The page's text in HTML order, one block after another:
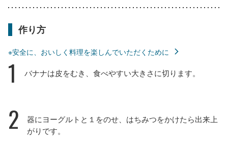
作り方
※安全に、おいしく料理を楽しんでいただくために
1 バナナは皮をむき、食べやすい大きさに切ります。
2
器にヨーグルトと１をのせ、はちみつをかけたら出来上
がりです。